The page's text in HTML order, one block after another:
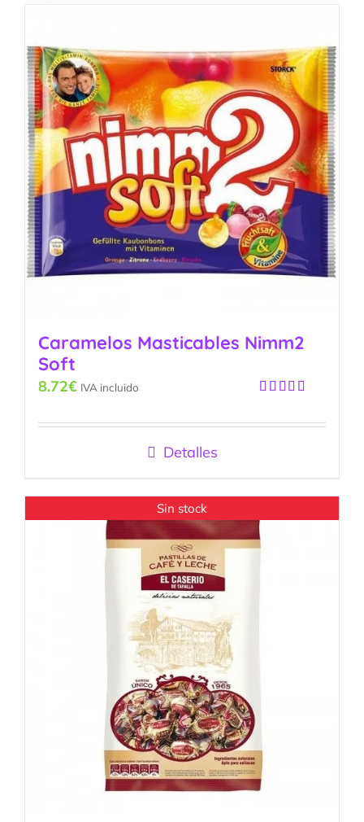
Caramelos Masticables Nimm2
Soft
5
8.72€ IVA incluido
Detalles
Sin stock